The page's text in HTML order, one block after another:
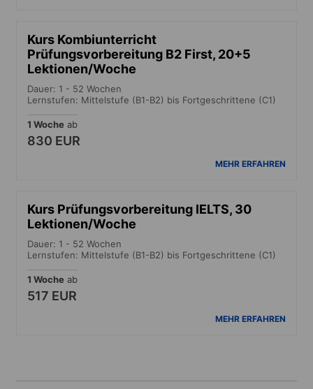
Kurs Kombiunterricht
Prüfungsvorbereitung B2 First, 20+5
Lektionen/Woche
Dauer: 1 - 52 Wochen
Lernstufen: Mittelstufe (B1-B2) bis Fortgeschrittene (C1)
1 Woche ab
830 EUR
MEHR ERFAHREN
Kurs Prüfungsvorbereitung IELTS, 30
Lektionen/Woche
Dauer: 1 - 52 Wochen
Lernstufen: Mittelstufe (B1-B2) bis Fortgeschrittene (C1)
1 Woche ab
517 EUR
MEHR ERFAHREN